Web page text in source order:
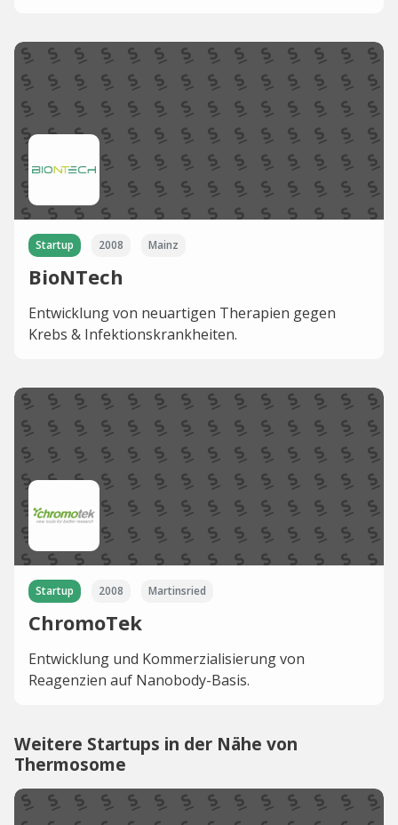
Startup 2008 Mainz
BioNTech
Entwicklung von neuartigen Therapien gegen
Krebs & Infektionskrankheiten.
Startup 2008 Martinsried
ChromoTek
Entwicklung und Kommerzialisierung von
Reagenzien auf Nanobody-Basis.
Weitere Startups in der Nähe von
Thermosome